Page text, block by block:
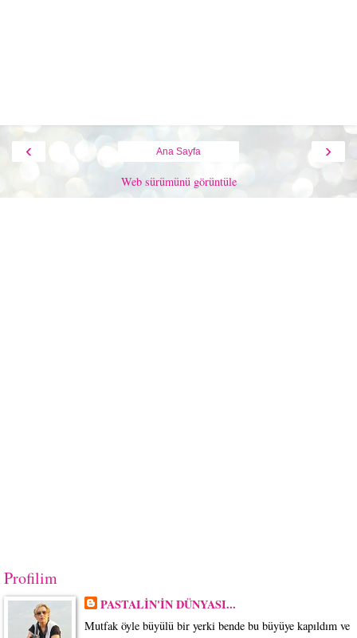
‹ ›
Ana Sayfa
Web sürümünü görüntüle
Profilim
PASTALİN'İN DÜNYASI...
Mutfak öyle büyülü bir yerki bende bu büyüye kapıldım ve